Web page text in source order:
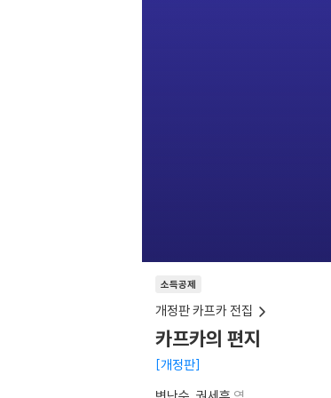
소득공제
개정판 카프카 전집
카프카의 편지
개정판